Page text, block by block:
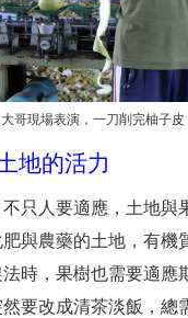
哥現場表演，一刀削完柚子皮
地的活力
只人要適應，土地與
與農藥的土地，有機
時，果樹也需要適應
要改成清茶淡飯，總